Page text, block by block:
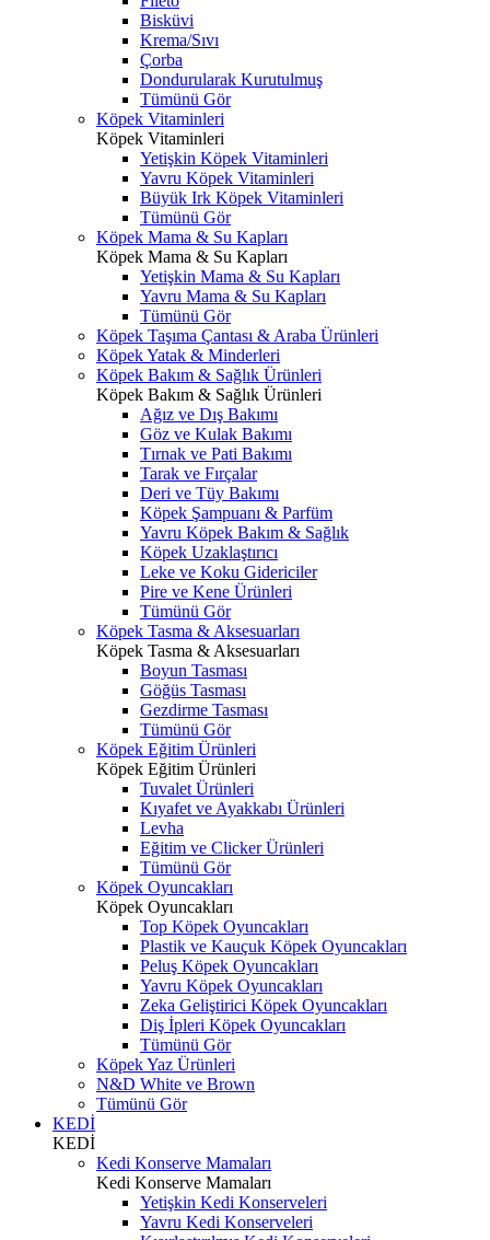
Bisküvi
Krema/Sıvı
Çorba
Dondurularak Kurutulmuş
Tümünü Gör
Köpek Vitaminleri
Köpek Vitaminleri
Yetişkin Köpek Vitaminleri
Yavru Köpek Vitaminleri
Büyük Irk Köpek Vitaminleri
Tümünü Gör
Köpek Mama & Su Kapları
Köpek Mama & Su Kapları
Yetişkin Mama & Su Kapları
Yavru Mama & Su Kapları
Tümünü Gör
Köpek Taşıma Çantası & Araba Ürünleri
Köpek Yatak & Minderleri
Köpek Bakım & Sağlık Ürünleri
Köpek Bakım & Sağlık Ürünleri
Ağız ve Dış Bakımı
Göz ve Kulak Bakımı
Tırnak ve Pati Bakımı
Tarak ve Fırçalar
Deri ve Tüy Bakımı
Köpek Şampuanı & Parfüm
Yavru Köpek Bakım & Sağlık
Köpek Uzaklaştırıcı
Leke ve Koku Gidericiler
Pire ve Kene Ürünleri
Tümünü Gör
Köpek Tasma & Aksesuarları
Köpek Tasma & Aksesuarları
Boyun Tasması
Göğüs Tasması
Gezdirme Tasması
Tümünü Gör
Köpek Eğitim Ürünleri
Köpek Eğitim Ürünleri
Tuvalet Ürünleri
Kıyafet ve Ayakkabı Ürünleri
Levha
Eğitim ve Clicker Ürünleri
Tümünü Gör
Köpek Oyuncakları
Köpek Oyuncakları
Top Köpek Oyuncakları
Plastik ve Kauçuk Köpek Oyuncakları
Peluş Köpek Oyuncakları
Yavru Köpek Oyuncakları
Zeka Geliştirici Köpek Oyuncakları
Diş İpleri Köpek Oyuncakları
Tümünü Gör
Köpek Yaz Ürünleri
N&D White ve Brown
Tümünü Gör
KEDİ
KEDİ
Kedi Konserve Mamaları
Kedi Konserve Mamaları
Yetişkin Kedi Konserveleri
Yavru Kedi Konserveleri